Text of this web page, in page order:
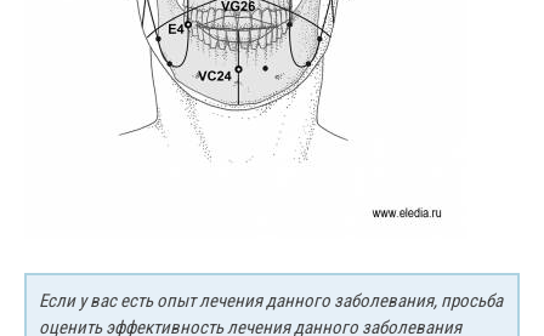
Если у вас есть опыт лечения данного заболевания, просьба
оценить эффективность лечения данного заболевания